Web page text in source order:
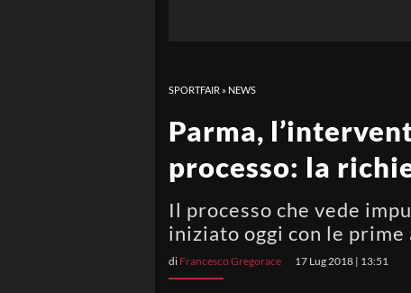
SPORTFAIR » NEWS
Parma,
processo: la
Il processo che vede
iniziato oggi con le
di Francesco Gregorace 17 Lug 2018 | 13:51